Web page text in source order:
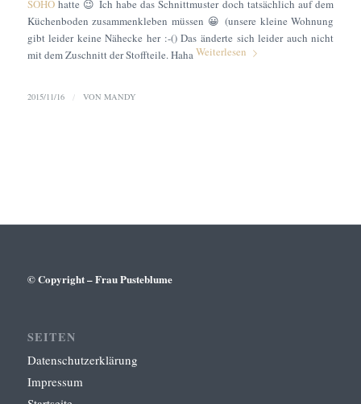
SOHOhatte 😉 Ich habe das Schnittmuster doch tatsächlich auf dem
Küchenboden zusammenkleben müssen 😀 (unsere kleine Wohnung
gibt leider keine Nähecke her :-() Das änderte sich leider auch nicht
mit dem Zuschnitt der Stoffteile. HahaWeiterlesen
2015/11/16 / VON MANDY
© Copyright – Frau Pusteblume
SEITEN
Datenschutzerklärung
Impressum